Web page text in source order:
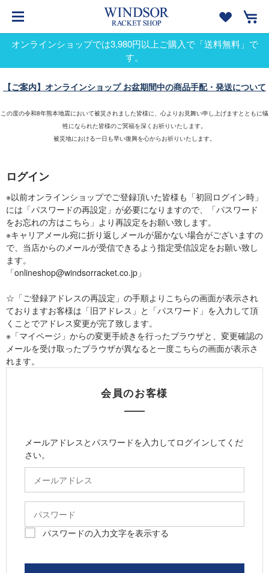
オンラインショップでは3,980円以上ご購入で「送料無料」で
す。
【ご案内】オンラインショップ お盆期間中の商品手配・発送について
この度の令和8年熊本地震において被災されました皆様に、心よりお見舞い申し上げますとともに犠
牲になられた皆様のご冥福を深くお祈りいたします。
被災地における一日も早い復興を心からお祈りいたします。
ログイン
※以前オンラインショップでご登録頂いた皆様も「初回ログイン時」
には「パスワードの再設定」が必要になりますので、「パスワード
をお忘れの方はこちら」より再設定をお願い致します。
※キャリアメール宛に折り返しメールが届かない場合がございますの
で、当店からのメールが受信できるよう指定受信設定をお願い致し
ます。
「onlineshop@windsorracket.co.jp」
☆「ご登録アドレスの再設定」の手順よりこちらの画面が表示され
ておりますお客様は「旧アドレス」と「パスワード」を入力して頂
くことでアドレス変更が完了致します。
※「マイページ」からの変更手続きを行ったブラウザと、変更確認の
メールを受け取ったブラウザが異なると一度こちらの画面が表示さ
れます。
会員のお客様
メールアドレスとパスワードを入力してログインしてくだ
さい。
パスワードの入力文字を表示する